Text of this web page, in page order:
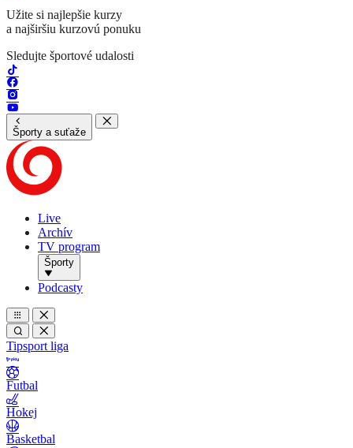
Užite si najlepšie kurzy
a najširšiu kurzovú ponuku
Sledujte športové udalosti
Športy a suťaže
Live
Archív
TV program
Športy
Podcasty
Tipsport liga
Futbal
Hokej
Basketbal